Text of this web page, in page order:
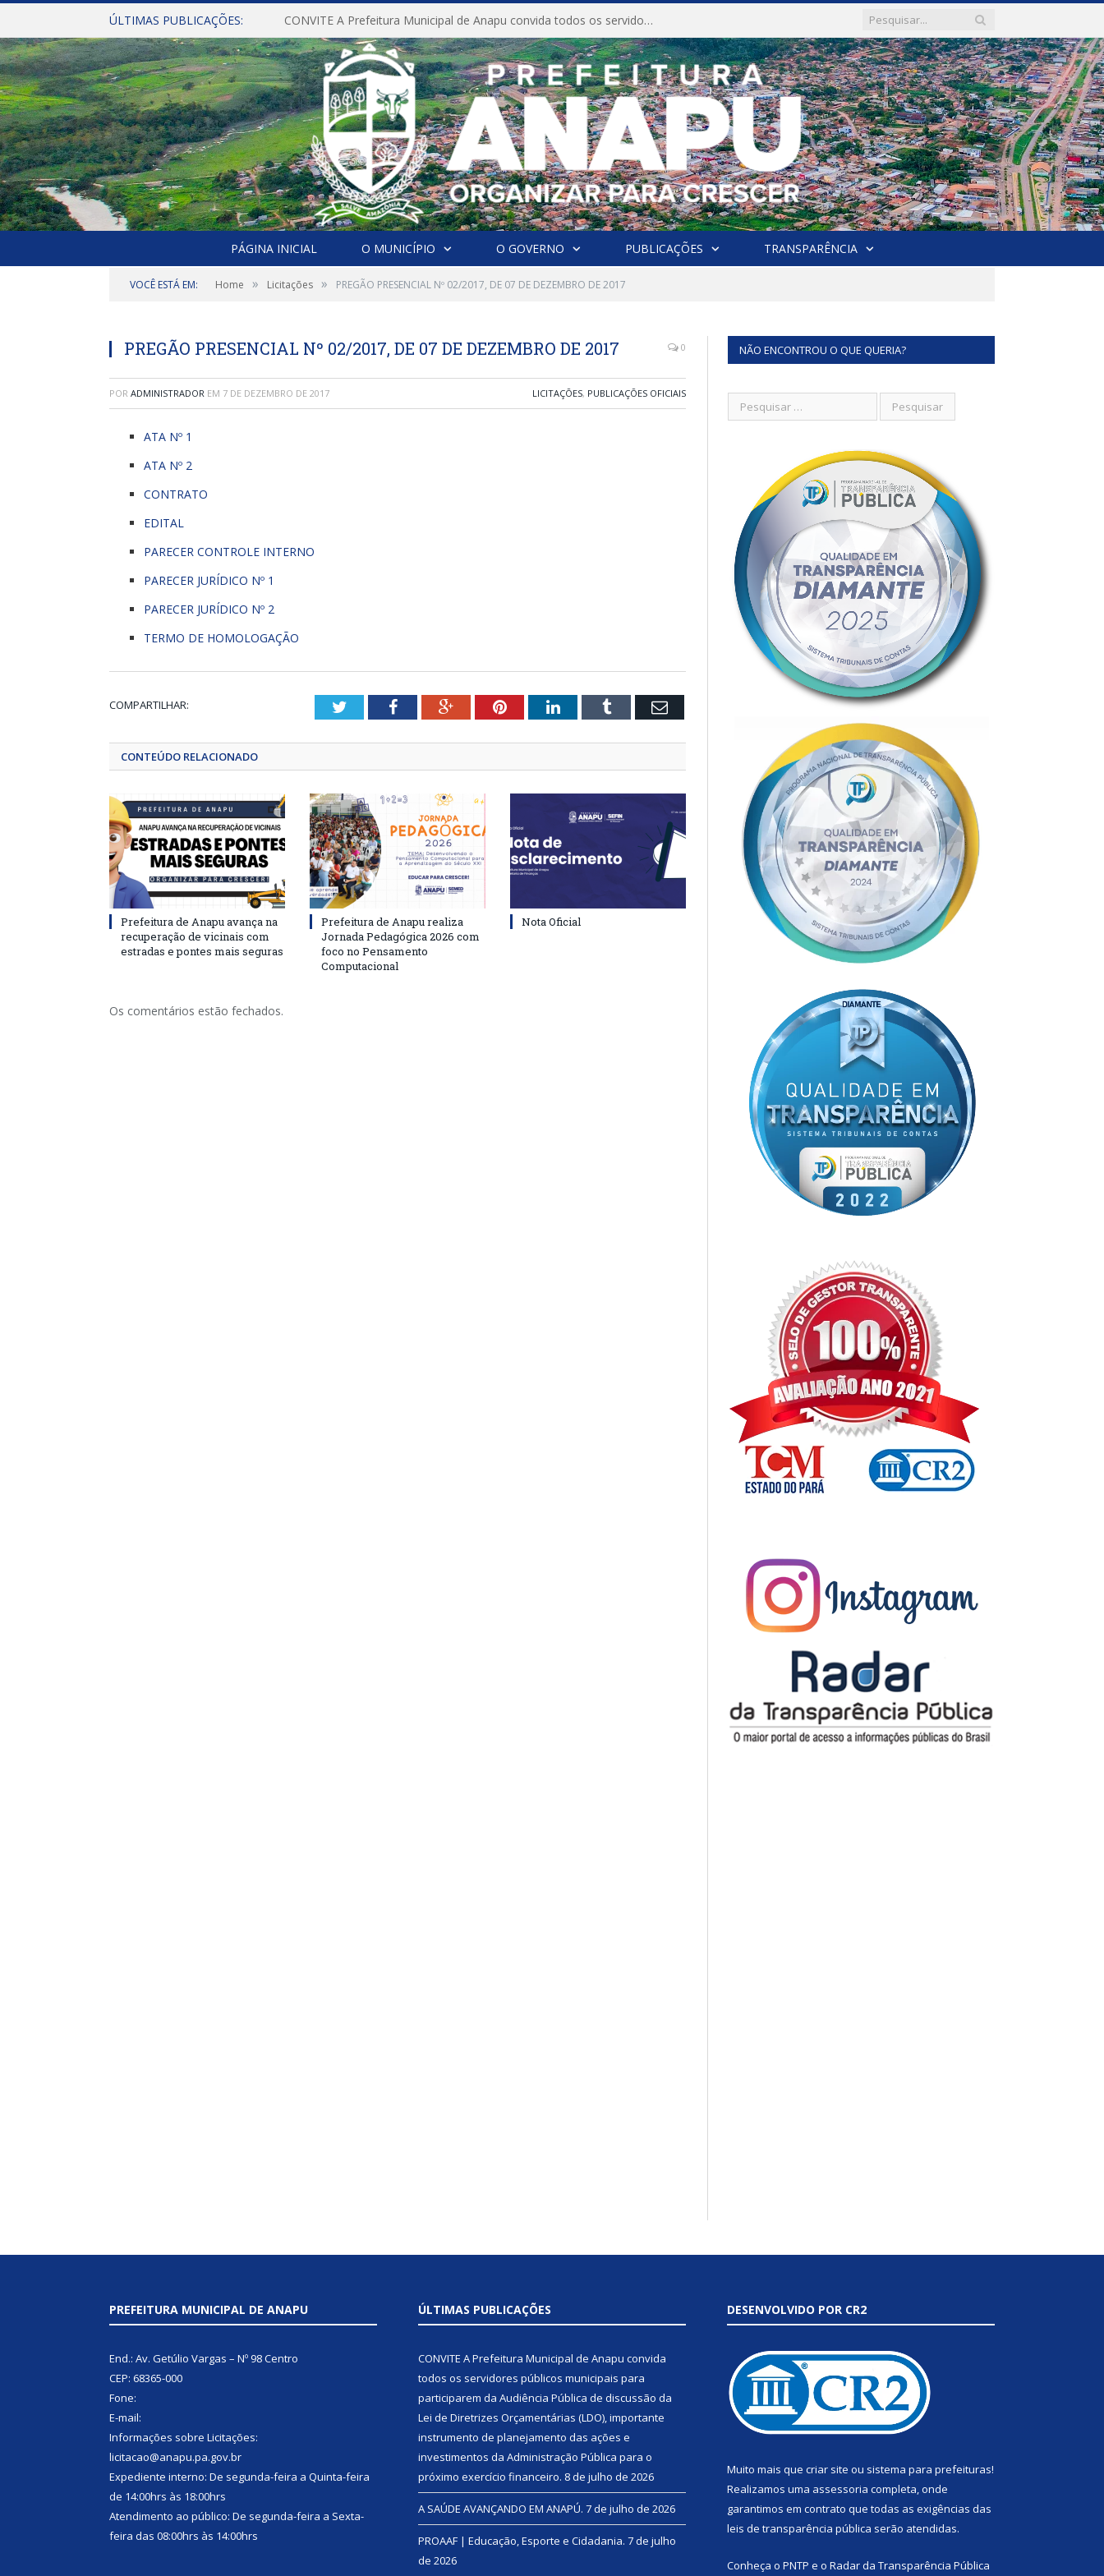
ÚLTIMAS PUBLICAÇÕES: CONVITE A Prefeitura Municipal de Anapu convida todos os servidores públicos municipais para participarem da Audiência Pública de discussão da Lei de Diretrizes Orçamentárias (LDO), importante instrumento de planejamento das ações e investimentos da Administração Pública para o próximo exercício financeiro.
PÁGINA INICIAL O MUNICÍPIO O GOVERNO PUBLICAÇÕES TRANSPARÊNCIA
VOCÊ ESTÁ EM: Home » Licitações » PREGÃO PRESENCIAL Nº 02/2017, DE 07 DE DEZEMBRO DE 2017
PREGÃO PRESENCIAL Nº 02/2017, DE 07 DE DEZEMBRO DE 2017 0
POR ADMINISTRADOR EM 7 DE DEZEMBRO DE 2017 LICITAÇÕES, PUBLICAÇÕES OFICIAIS
ATA Nº 1
ATA Nº 2
CONTRATO
EDITAL
PARECER CONTROLE INTERNO
PARECER JURÍDICO Nº 1
PARECER JURÍDICO Nº 2
TERMO DE HOMOLOGAÇÃO
COMPARTILHAR: TwitterFacebookGoogle+PinterestLinkedInTumblr Email
CONTEÚDO RELACIONADO
Prefeitura de Anapu avança na
recuperação de vicinais com
estradas e pontes mais seguras
Prefeitura de Anapu realiza
Jornada Pedagógica 2026 com
foco no Pensamento
Computacional
Nota Oficial
Os comentários estão fechados.
NÃO ENCONTROU O QUE QUERIA?
PREFEITURA MUNICIPAL DE ANAPU
End.: Av. Getúlio Vargas – Nº 98 Centro
CEP: 68365-000
Fone:
E-mail:
Informações sobre Licitações:
licitacao@anapu.pa.gov.br
Expediente interno: De segunda-feira a Quinta-feira
de 14:00hrs às 18:00hrs
Atendimento ao público: De segunda-feira a Sexta-
feira das 08:00hrs às 14:00hrs
ÚLTIMAS PUBLICAÇÕES
CONVITE A Prefeitura Municipal de Anapu convida
todos os servidores públicos municipais para
participarem da Audiência Pública de discussão da
Lei de Diretrizes Orçamentárias (LDO), importante
instrumento de planejamento das ações e
investimentos da Administração Pública para o
próximo exercício financeiro. 8 de julho de 2026
A SAÚDE AVANÇANDO EM ANAPÚ. 7 de julho de 2026
PROAAF | Educação, Esporte e Cidadania. 7 de julho
de 2026
DESENVOLVIDO POR CR2
Muito mais que criar site ou sistema para prefeituras!
Realizamos uma assessoria completa, onde
garantimos em contrato que todas as exigências das
leis de transparência pública serão atendidas.
Conheça o PNTP e o Radar da Transparência Pública